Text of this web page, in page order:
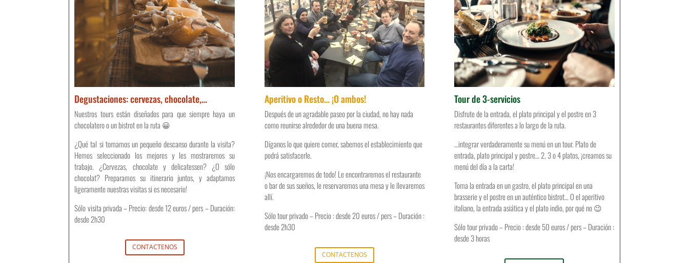
Degustaciones: cervezas, chocolate,…
Nuestros tours están diseñados para que siempre haya un
chocolatero o un bistrot en la ruta 😀
¿Qué tal si tomamos un pequeño descanso durante la visita?
Hemos seleccionado los mejores y les mostraremos su
trabajo. ¿Cervezas, chocolate y delicatessen? ¿O sólo
chocolat? Preparamos su itinerario juntos, y adaptamos
ligeramente nuestras visitas si es necesario!
Sólo visita privada – Precio: desde 12 euros / pers – Duración:
desde 2h30
CONTACTENOS
Aperitivo o Resto… ¡O ambos!
Después de un agradable paseo por la ciudad, no hay nada
como reunirse alrededor de una buena mesa.
Díganos lo que quiere comer, sabemos el establecimiento que
podrá satisfacerle.
¡Nos encargaremos de todo! Le encontraremos el restaurante
o bar de sus sueños, le reservaremos una mesa y le llevaremos
allí.
Sólo tour privado – Precio : desde 20 euros / pers – Duración :
desde 2h30
CONTACTENOS
Tour de 3-servicios
Disfrute de la entrada, el plato principal y el postre en 3
restaurantes diferentes a lo largo de la ruta.
…integrar verdaderamente su menú en un tour. Plato de
entrada, plato principal y postre… 2, 3 o 4 platos, ¡creamos su
menú del día a la carta!
Toma la entrada en un gastro, el plato principal en una
brasserie y el postre en un auténtico bistrot… O el aperitivo
italiano, la entrada asiática y el plato indio, por qué no 😉
Sólo tour privado – Precio : desde 50 euros / pers – Duración :
desde 3 horas